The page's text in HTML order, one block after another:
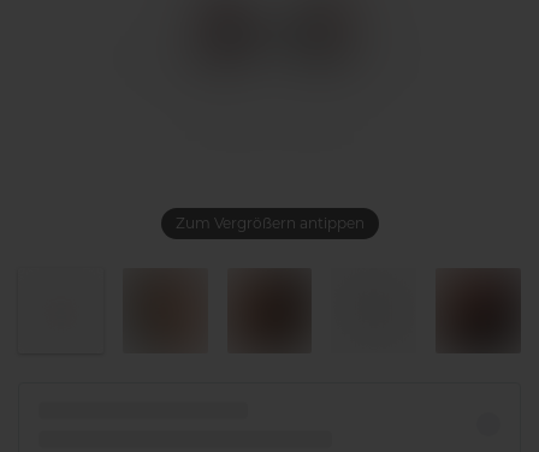
Zum Vergrößern antippen